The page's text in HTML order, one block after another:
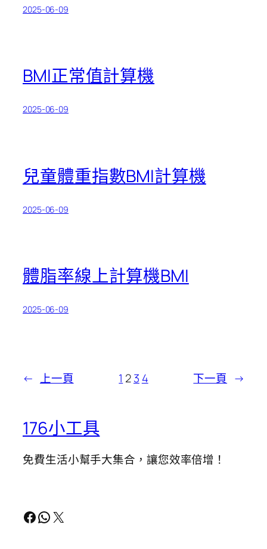
2025-06-09
BMI正常值計算機
2025-06-09
兒童體重指數BMI計算機
2025-06-09
體脂率線上計算機BMI
2025-06-09
← 上一頁 1 23 4 下一頁 →
176小工具
免費生活小幫手大集合，讓您效率倍增！
Facebook
WhatsApp
X